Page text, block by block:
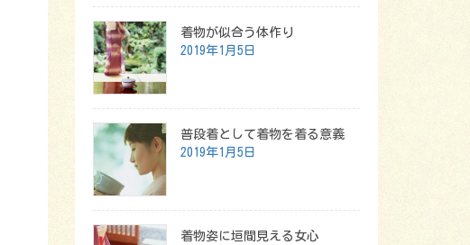
着物が似合う体作り
2019年1月5日
普段着として着物を着る意義
2019年1月5日
着物姿に垣間見える女心